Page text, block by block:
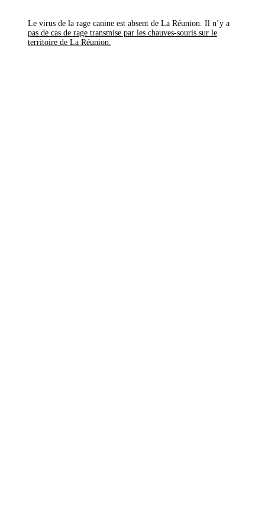
Le virus de la rage canine est absent de La Réunion. Il n’y a
pas de cas de rage transmise par les chauves-souris sur le
territoire de La Réunion.